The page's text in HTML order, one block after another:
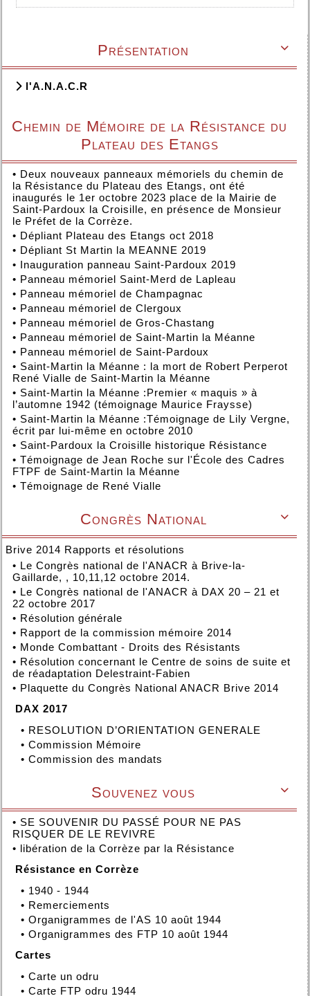

Présentation
l'A.N.A.C.R
Chemin de Mémoire de la Résistance du
Plateau des Etangs
• Deux nouveaux panneaux mémoriels du chemin de
la Résistance du Plateau des Etangs, ont été
inaugurés le 1er octobre 2023 place de la Mairie de
Saint-Pardoux la Croisille, en présence de Monsieur
le Préfet de la Corrèze.
• Dépliant Plateau des Etangs oct 2018
• Dépliant St Martin la MEANNE 2019
• Inauguration panneau Saint-Pardoux 2019
• Panneau mémoriel Saint-Merd de Lapleau
• Panneau mémoriel de Champagnac
• Panneau mémoriel de Clergoux
• Panneau mémoriel de Gros-Chastang
• Panneau mémoriel de Saint-Martin la Méanne
• Panneau mémoriel de Saint-Pardoux
• Saint-Martin la Méanne : la mort de Robert Perperot
René Vialle de Saint-Martin la Méanne
• Saint-Martin la Méanne :Premier « maquis » à
l’automne 1942 (témoignage Maurice Fraysse)
• Saint-Martin la Méanne :Témoignage de Lily Vergne,
écrit par lui-même en octobre 2010
• Saint-Pardoux la Croisille historique Résistance
• Témoignage de Jean Roche sur l'École des Cadres
FTPF de Saint-Martin la Méanne
• Témoignage de René Vialle

Congrès National
Brive 2014 Rapports et résolutions
• Le Congrès national de l'ANACR à Brive-la-
Gaillarde, , 10,11,12 octobre 2014.
• Le Congrès national de l'ANACR à DAX 20 – 21 et
22 octobre 2017
• Résolution générale
• Rapport de la commission mémoire 2014
• Monde Combattant - Droits des Résistants
• Résolution concernant le Centre de soins de suite et
de réadaptation Delestraint-Fabien
• Plaquette du Congrès National ANACR Brive 2014
DAX 2017
• RESOLUTION D’ORIENTATION GENERALE
• Commission Mémoire
• Commission des mandats

Souvenez vous
• SE SOUVENIR DU PASSÉ POUR NE PAS
RISQUER DE LE REVIVRE
• libération de la Corrèze par la Résistance
Résistance en Corrèze
• 1940 - 1944
• Remerciements
• Organigrammes de l'AS 10 août 1944
• Organigrammes des FTP 10 août 1944
Cartes
• Carte un odru
• Carte FTP odru 1944